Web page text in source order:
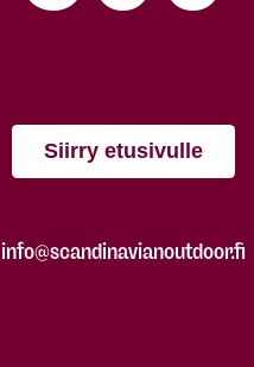
Siirry etusivulle
info@scandinavianoutdoor.fi